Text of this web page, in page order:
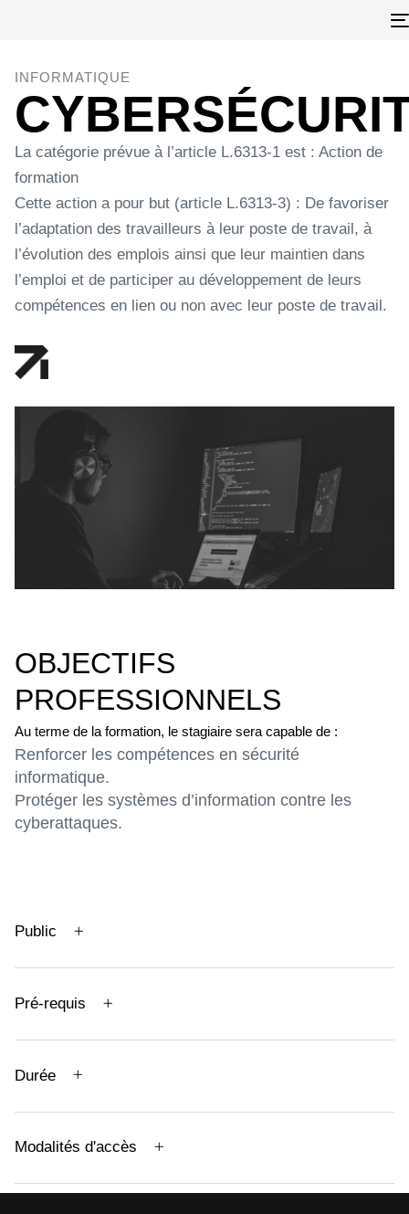
INFORMATIQUE
La catégorie prévue à l’article L.6313-1 est : Action de
formation
Cette action a pour but (article L.6313-3) : De favoriser
l’adaptation des travailleurs à leur poste de travail, à
l’évolution des emplois ainsi que leur maintien dans
l’emploi et de participer au développement de leurs
compétences en lien ou non avec leur poste de travail.
OBJECTIFS
PROFESSIONNELS
Au terme de la formation, le stagiaire sera capable de :
Renforcer les compétences en sécurité
informatique.
Protéger les systèmes d’information contre les
cyberattaques.
Public
Pré-requis
Durée
Modalités d'accès